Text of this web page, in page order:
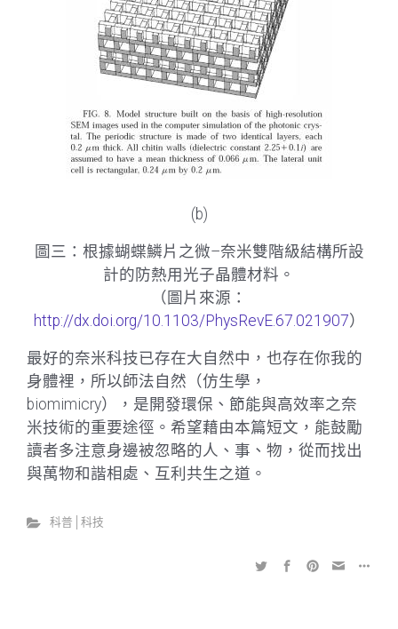
(b)
圖三：根據蝴蝶鱗片之微–奈米雙階級結構所設
計的防熱用光子晶體材料。
（圖片來源：
http://dx.doi.org/10.1103/PhysRevE.67.021907）
最好的奈米科技已存在大自然中，也存在你我的
身體裡，所以師法自然（仿生學，
biomimicry），是開發環保、節能與高效率之奈
米技術的重要途徑。希望藉由本篇短文，能鼓勵
讀者多注意身邊被忽略的人、事、物，從而找出
與萬物和諧相處、互利共生之道。
科普│科技